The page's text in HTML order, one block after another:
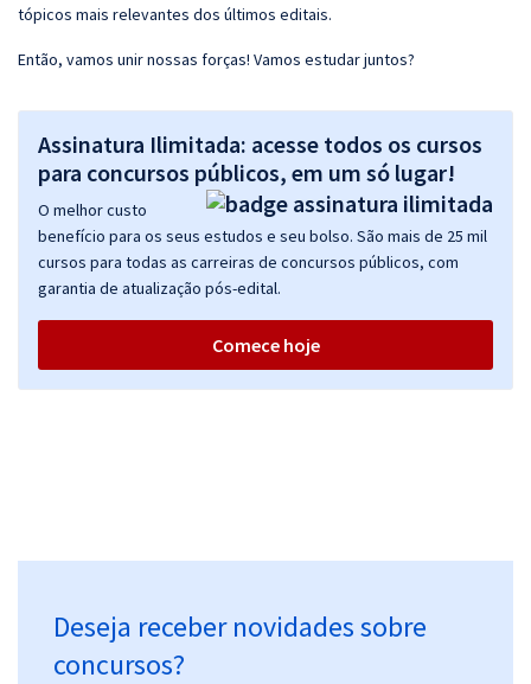
tópicos mais relevantes dos últimos editais.
Então, vamos unir nossas forças! Vamos estudar juntos?
Assinatura Ilimitada: acesse todos os cursos
para concursos públicos, em um só lugar!
O melhor custo
benefício para os seus estudos e seu bolso. São mais de 25 mil
cursos para todas as carreiras de concursos públicos, com
garantia de atualização pós-edital.
Comece hoje
Deseja receber novidades sobre
concursos?